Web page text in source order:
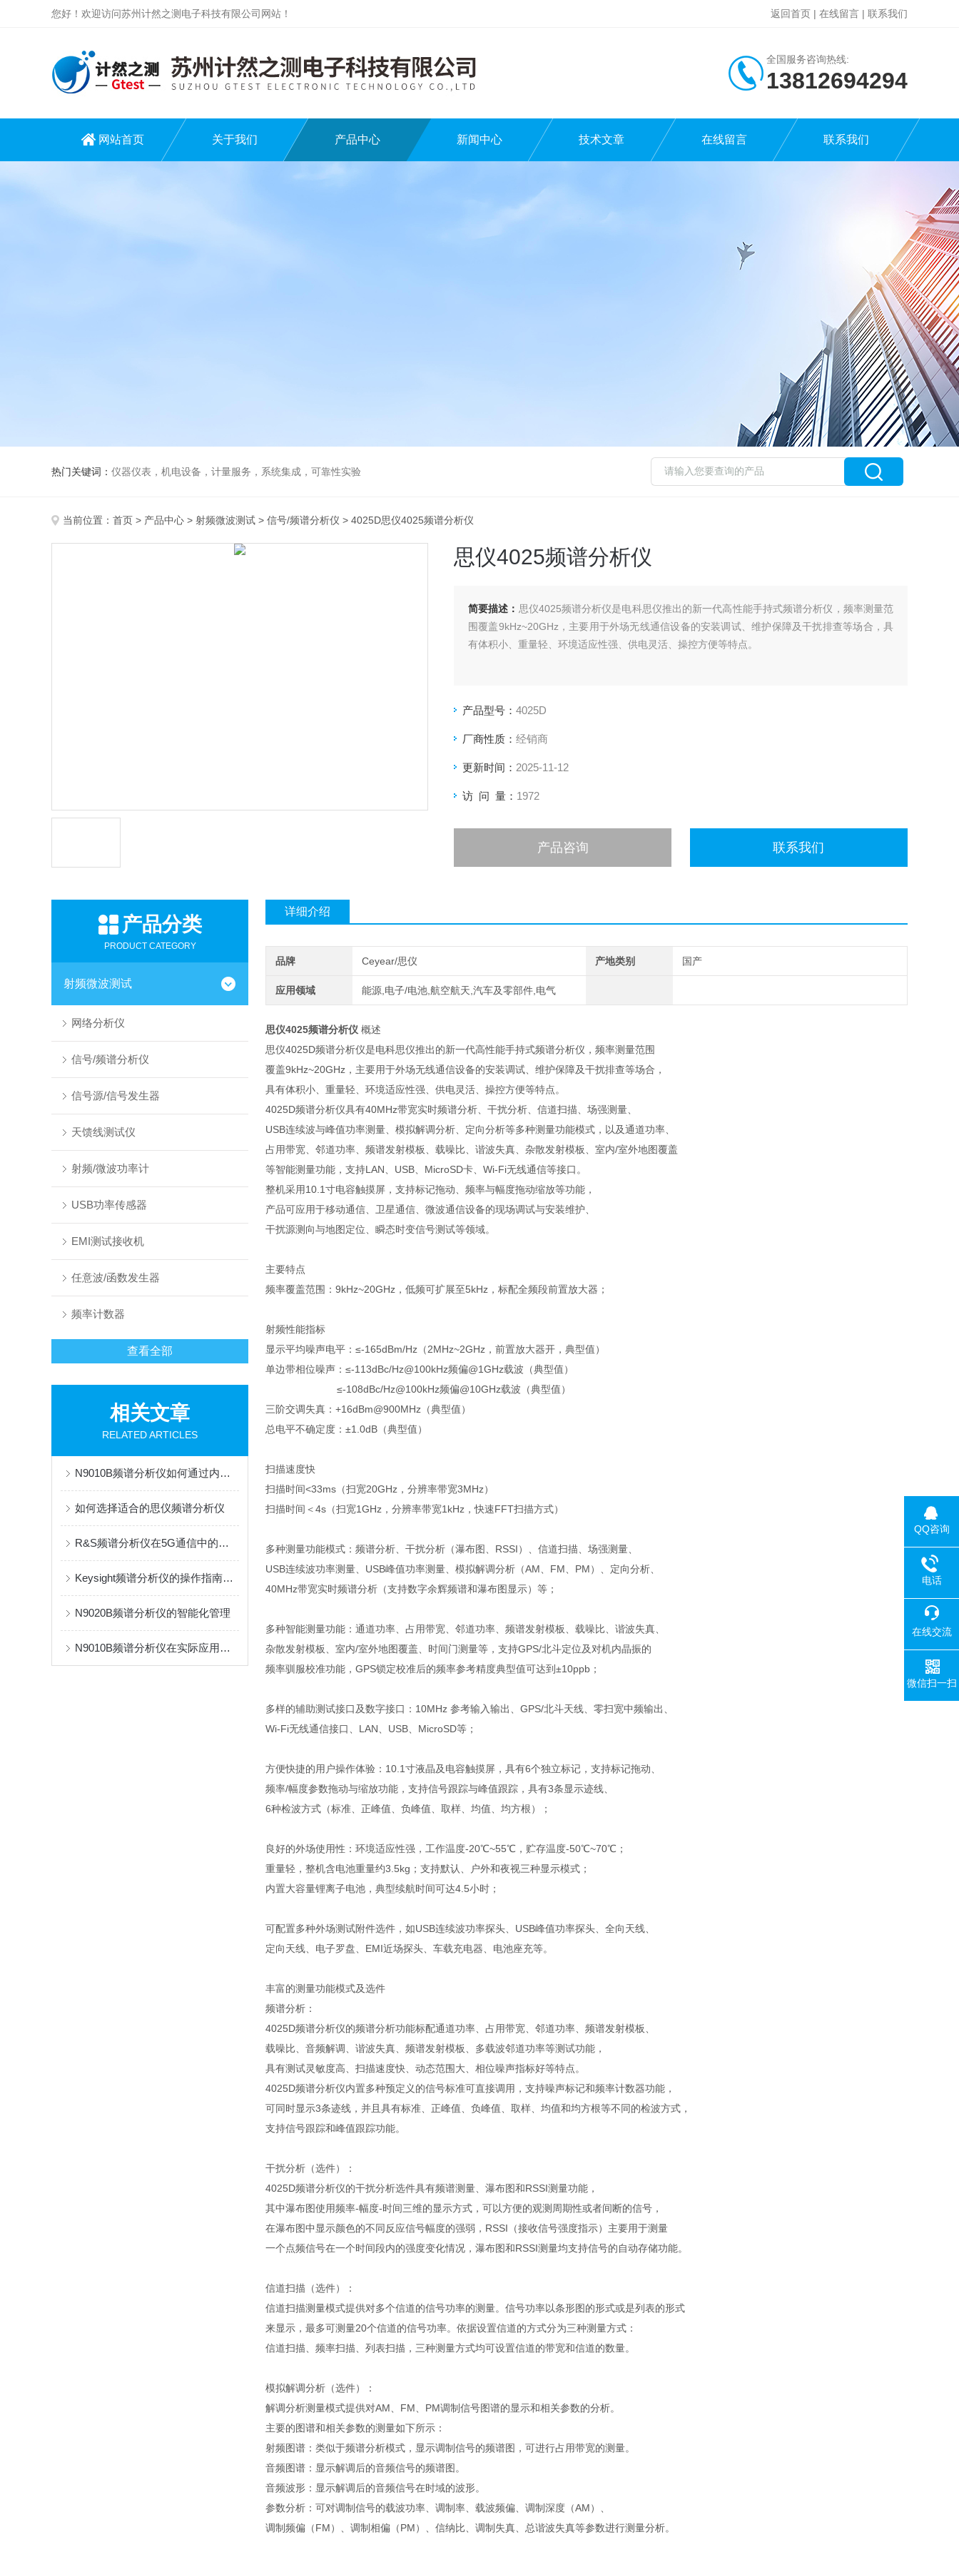
您好！欢迎访问苏州计然之测电子科技有限公司网站！ 返回首页 | 在线留言 | 联系我们
全国服务咨询热线:
13812694294
网站首页 关于我们 产品中心 新闻中心 技术文章 在线留言 联系我们
热门关键词： 仪器仪表，机电设备，计量服务，系统集成，可靠性实验
当前位置： 首页 > 产品中心 > 射频微波测试 > 信号/频谱分析仪 > 4025D思仪4025频谱分析仪
思仪4025频谱分析仪
简要描述： 思仪4025频谱分析仪是电科思仪推出的新一代高性能手持式频谱分析仪，频率测量范
围覆盖9kHz~20GHz，主要用于外场无线通信设备的安装调试、维护保障及干扰排查等场合，具
有体积小、重量轻、环境适应性强、供电灵活、操控方便等特点。
产品型号： 4025D
厂商性质： 经销商
更新时间： 2025-11-12
访 问 量： 1972
产品咨询 联系我们
产品分类
PRODUCT CATEGORY
射频微波测试
网络分析仪
信号/频谱分析仪
信号源/信号发生器
天馈线测试仪
射频/微波功率计
USB功率传感器
EMI测试接收机
任意波/函数发生器
频率计数器
查看全部
相关文章
RELATED ARTICLES
N9010B频谱分析仪如何通过内置校准源保障长期稳定性
如何选择适合的思仪频谱分析仪
R&S频谱分析仪在5G通信中的应用前景
Keysight频谱分析仪的操作指南与维护
N9020B频谱分析仪的智能化管理
N9010B频谱分析仪在实际应用中的价值
详细介绍
品牌 Ceyear/思仪 产地类别 国产
应用领域 能源,电子/电池,航空航天,汽车及零部件,电气
思仪4025频谱分析仪 概述
思仪4025D频谱分析仪是电科思仪推出的新一代高性能手持式频谱分析仪，频率测量范围
覆盖9kHz~20GHz，主要用于外场无线通信设备的安装调试、维护保障及干扰排查等场合，
具有体积小、重量轻、环境适应性强、供电灵活、操控方便等特点。
4025D频谱分析仪具有40MHz带宽实时频谱分析、干扰分析、信道扫描、场强测量、
USB连续波与峰值功率测量、模拟解调分析、定向分析等多种测量功能模式，以及通道功率、
占用带宽、邻道功率、频谱发射模板、载噪比、谐波失真、杂散发射模板、室内/室外地图覆盖
等智能测量功能，支持LAN、USB、MicroSD卡、Wi-Fi无线通信等接口。
整机采用10.1寸电容触摸屏，支持标记拖动、频率与幅度拖动缩放等功能，
产品可应用于移动通信、卫星通信、微波通信设备的现场调试与安装维护、
干扰源测向与地图定位、瞬态时变信号测试等领域。
主要特点
频率覆盖范围：9kHz~20GHz，低频可扩展至5kHz，标配全频段前置放大器；
射频性能指标
显示平均噪声电平：≤-165dBm/Hz（2MHz~2GHz，前置放大器开，典型值）
单边带相位噪声：≤-113dBc/Hz@100kHz频偏@1GHz载波（典型值）
≤-108dBc/Hz@100kHz频偏@10GHz载波（典型值）
三阶交调失真：+16dBm@900MHz（典型值）
总电平不确定度：±1.0dB（典型值）
扫描速度快
扫描时间<33ms（扫宽20GHz，分辨率带宽3MHz）
扫描时间＜4s（扫宽1GHz，分辨率带宽1kHz，快速FFT扫描方式）
多种测量功能模式：频谱分析、干扰分析（瀑布图、RSSI）、信道扫描、场强测量、
USB连续波功率测量、USB峰值功率测量、模拟解调分析（AM、FM、PM）、定向分析、
40MHz带宽实时频谱分析（支持数字余辉频谱和瀑布图显示）等；
多种智能测量功能：通道功率、占用带宽、邻道功率、频谱发射模板、载噪比、谐波失真、
杂散发射模板、室内/室外地图覆盖、时间门测量等，支持GPS/北斗定位及对机内晶振的
频率驯服校准功能，GPS锁定校准后的频率参考精度典型值可达到±10ppb；
多样的辅助测试接口及数字接口：10MHz 参考输入输出、GPS/北斗天线、零扫宽中频输出、
Wi-Fi无线通信接口、LAN、USB、MicroSD等；
方便快捷的用户操作体验：10.1寸液晶及电容触摸屏，具有6个独立标记，支持标记拖动、
频率/幅度参数拖动与缩放功能，支持信号跟踪与峰值跟踪，具有3条显示迹线、
6种检波方式（标准、正峰值、负峰值、取样、均值、均方根）；
良好的外场使用性：环境适应性强，工作温度-20℃~55℃，贮存温度-50℃~70℃；
重量轻，整机含电池重量约3.5kg；支持默认、户外和夜视三种显示模式；
内置大容量锂离子电池，典型续航时间可达4.5小时；
可配置多种外场测试附件选件，如USB连续波功率探头、USB峰值功率探头、全向天线、
定向天线、电子罗盘、EMI近场探头、车载充电器、电池座充等。
丰富的测量功能模式及选件
频谱分析：
4025D频谱分析仪的频谱分析功能标配通道功率、占用带宽、邻道功率、频谱发射模板、
载噪比、音频解调、谐波失真、频谱发射模板、多载波邻道功率等测试功能，
具有测试灵敏度高、扫描速度快、动态范围大、相位噪声指标好等特点。
4025D频谱分析仪内置多种预定义的信号标准可直接调用，支持噪声标记和频率计数器功能，
可同时显示3条迹线，并且具有标准、正峰值、负峰值、取样、均值和均方根等不同的检波方式，
支持信号跟踪和峰值跟踪功能。
干扰分析（选件）：
4025D频谱分析仪的干扰分析选件具有频谱测量、瀑布图和RSSI测量功能，
其中瀑布图使用频率-幅度-时间三维的显示方式，可以方便的观测周期性或者间断的信号，
在瀑布图中显示颜色的不同反应信号幅度的强弱，RSSI（接收信号强度指示）主要用于测量
一个点频信号在一个时间段内的强度变化情况，瀑布图和RSSI测量均支持信号的自动存储功能。
信道扫描（选件）：
信道扫描测量模式提供对多个信道的信号功率的测量。信号功率以条形图的形式或是列表的形式
来显示，最多可测量20个信道的信号功率。依据设置信道的方式分为三种测量方式：
信道扫描、频率扫描、列表扫描，三种测量方式均可设置信道的带宽和信道的数量。
模拟解调分析（选件）：
解调分析测量模式提供对AM、FM、PM调制信号图谱的显示和相关参数的分析。
主要的图谱和相关参数的测量如下所示：
射频图谱：类似于频谱分析模式，显示调制信号的频谱图，可进行占用带宽的测量。
音频图谱：显示解调后的音频信号的频谱图。
音频波形：显示解调后的音频信号在时域的波形。
参数分析：可对调制信号的载波功率、调制率、载波频偏、调制深度（AM）、
调制频偏（FM）、调制相偏（PM）、信纳比、调制失真、总谐波失真等参数进行测量分析。
QQ咨询
电话
在线交流
微信扫一扫